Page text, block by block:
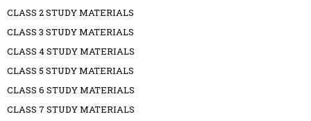
CLASS 2 STUDY MATERIALS
CLASS 3 STUDY MATERIALS
CLASS 4 STUDY MATERIALS
CLASS 5 STUDY MATERIALS
CLASS 6 STUDY MATERIALS
CLASS 7 STUDY MATERIALS